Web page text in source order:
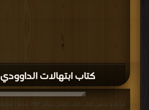
كتاب ابتهالات الداوودي PDF
قراءة و تحميل كتاب كتاب إفشل بنجاح PDF مجانا | مكتبة >